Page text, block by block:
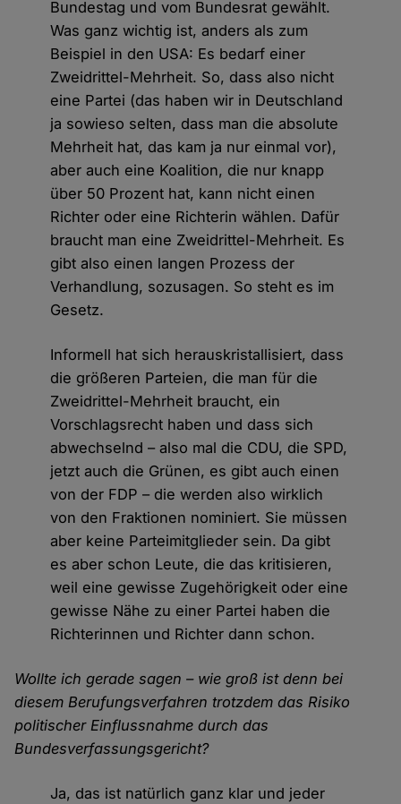
Bundestag und vom Bundesrat gewählt.
Was ganz wichtig ist, anders als zum
Beispiel in den USA: Es bedarf einer
Zweidrittel-Mehrheit. So, dass also nicht
eine Partei (das haben wir in Deutschland
ja sowieso selten, dass man die absolute
Mehrheit hat, das kam ja nur einmal vor),
aber auch eine Koalition, die nur knapp
über 50 Prozent hat, kann nicht einen
Richter oder eine Richterin wählen. Dafür
braucht man eine Zweidrittel-Mehrheit. Es
gibt also einen langen Prozess der
Verhandlung, sozusagen. So steht es im
Gesetz.
Informell hat sich herauskristallisiert, dass
die größeren Parteien, die man für die
Zweidrittel-Mehrheit braucht, ein
Vorschlagsrecht haben und dass sich
abwechselnd – also mal die CDU, die SPD,
jetzt auch die Grünen, es gibt auch einen
von der FDP – die werden also wirklich
von den Fraktionen nominiert. Sie müssen
aber keine Parteimitglieder sein. Da gibt
es aber schon Leute, die das kritisieren,
weil eine gewisse Zugehörigkeit oder eine
gewisse Nähe zu einer Partei haben die
Richterinnen und Richter dann schon.
Wollte ich gerade sagen – wie groß ist denn bei
diesem Berufungsverfahren trotzdem das Risiko
politischer Einflussnahme durch das
Bundesverfassungsgericht?
Ja, das ist natürlich ganz klar und jeder